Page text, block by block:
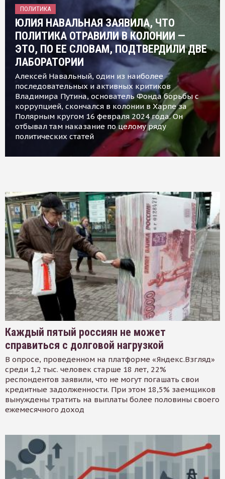
ПОЛИТИКА
ЮЛИЯ НАВАЛЬНАЯ ЗАЯВИЛА, ЧТО
ПОЛИТИКА ОТРАВИЛИ В КОЛОНИИ —
ЭТО, ПО ЕЕ СЛОВАМ, ПОДТВЕРДИЛИ ДВЕ
ЛАБОРАТОРИИ
Алексей Навальный, один из наиболее
последовательных и активных критиков
Владимира Путина, основатель Фонда борьбы с
коррупцией, скончался в колонии в Харпе за
Полярным кругом 16 февраля 2024 года. Он
отбывал там наказание по целому ряду
политических статей
Каждый пятый россиян не может
справиться с долговой нагрузкой
В опросе, проведенном на платформе «Яндекс.Взгляд»
среди 1,2 тыс. человек старше 18 лет, 22%
респондентов заявили, что не могут погашать свои
кредитные задолженности. При этом 18,5% заемщиков
вынуждены тратить на выплаты более половины своего
ежемесячного доход